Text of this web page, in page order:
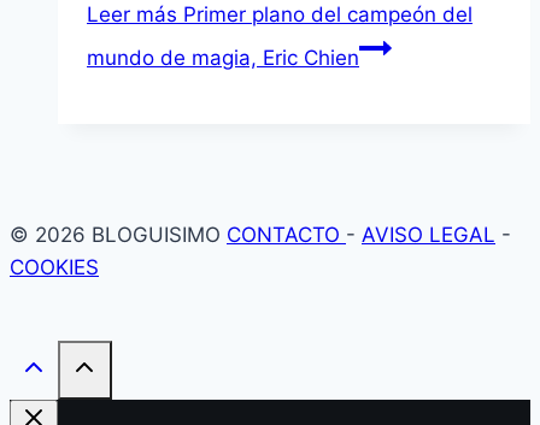
Leer más Primer plano del campeón del
mundo de magia, Eric Chien
© 2026 BLOGUISIMO CONTACTO - AVISO LEGAL -
COOKIES